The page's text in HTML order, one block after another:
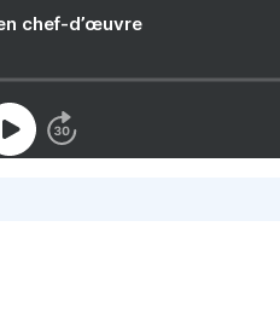
chef-d’œuvre